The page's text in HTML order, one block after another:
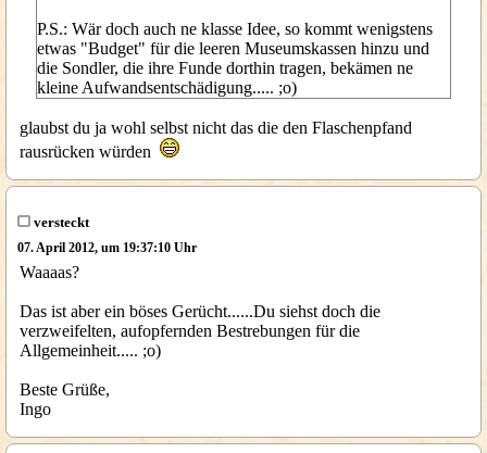
P.S.: Wär doch auch ne klasse Idee, so kommt wenigstens
etwas "Budget" für die leeren Museumskassen hinzu und
die Sondler, die ihre Funde dorthin tragen, bekämen ne
kleine Aufwandsentschädigung..... ;o)
glaubst du ja wohl selbst nicht das die den Flaschenpfand
rausrücken würden
versteckt
07. April 2012, um 19:37:10 Uhr
Waaaas?
Das ist aber ein böses Gerücht......Du siehst doch die
verzweifelten, aufopfernden Bestrebungen für die
Allgemeinheit..... ;o)
Beste Grüße,
Ingo